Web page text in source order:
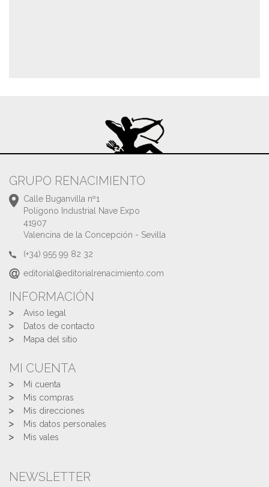
GRUPO RENACIMIENTO
Calle Buganvilla nº1
Polígono Industrial Nave Expo
41907
Valencina de la Concepción - Sevilla
(+34) 955 99 82 32
editorial@editorialrenacimiento.com
INFORMACIÓN
Aviso legal
Datos de contacto
Mapa del sitio
MI CUENTA
Mi cuenta
Mis compras
Mis direcciones
Mis datos personales
Mis vales
NEWSLETTER